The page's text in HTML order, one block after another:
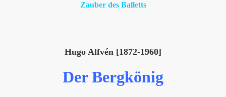
Zauber des Balletts
Hugo Alfvén [1872-1960]
Der Bergkönig